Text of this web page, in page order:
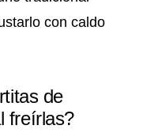
con caldo
de
freírlas?